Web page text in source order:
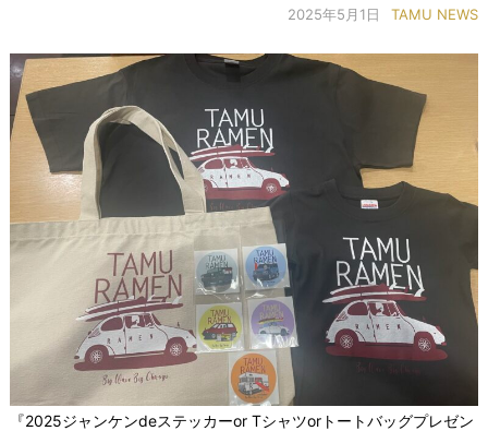
2025年5月1日 TAMU NEWS
『2025ジャンケンdeステッカーor Tシャツorトートバッグプレゼン